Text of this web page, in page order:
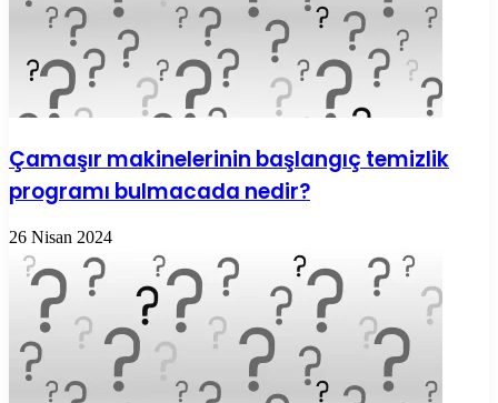
Çamaşır makinelerinin başlangıç temizlik
programı bulmacada nedir?
26 Nisan 2024